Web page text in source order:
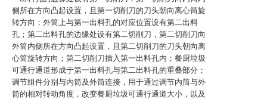
侧所在方向凸起设置，且第一切削刀的刀头朝向离心筒旋
转方向；外筒上与第一出料孔的对应位置设有第二出料
孔；第二出料孔的边缘处设有第二切削刀，第二切削刀向
外筒内侧所在方向凸起设置，且第二切削刀的刀头朝向离
心筒旋转方向；第二切削刀插入第一出料孔内；餐厨垃圾
可通行通道形成于第一出料孔与第二出料孔的重叠部分；
调节组件分别与内筒及外筒连接，用于通过调节内筒与外
筒的相对转动角度，改变餐厨垃圾可通行通道大小，以及